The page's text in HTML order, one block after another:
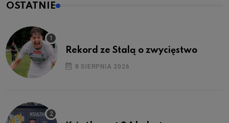
OSTATNIE
Rekord ze Stalą o zwycięstwo
8 SIERPNIA 2026